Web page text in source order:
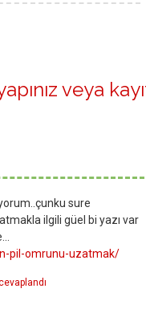
veya
sure
ilgili güel bi yazı var
pil-omrunu-uzatmak/